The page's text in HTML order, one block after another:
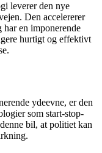
leverer den nye
Den accelererer
har en imponerende
hurtigt og effektivt
ydeevne, er den
som start-stop-
bil, at politiet kan